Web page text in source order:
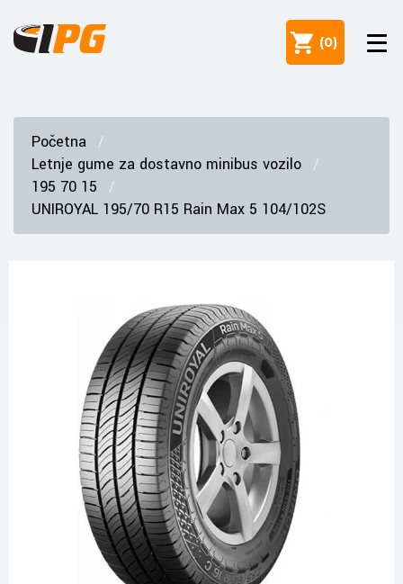
(0)
Početna
Letnje gume za dostavno minibus vozilo
195 70 15
UNIROYAL 195/70 R15 Rain Max 5 104/102S